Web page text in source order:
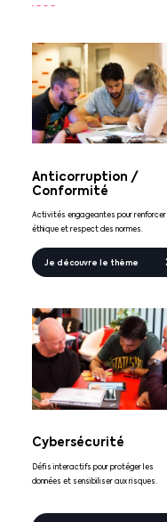
Anticorruption /
Conformité
Activités engageantes pour renforcer
éthique et respect des normes.
Je découvre le thème
Cybersécurité
Défis interactifs pour protéger les
données et sensibiliser aux risques.